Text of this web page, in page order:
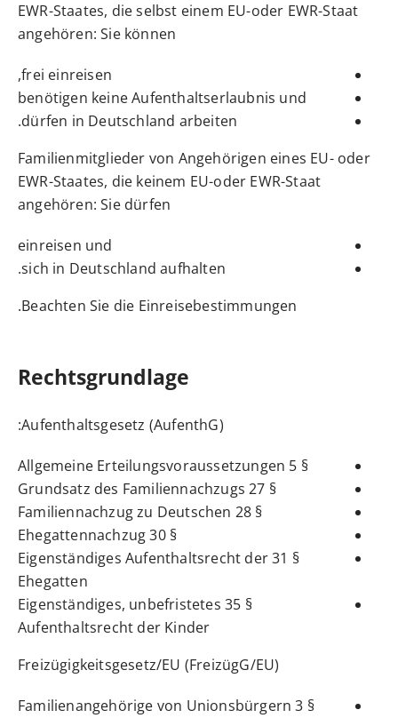
EWR-Staates, die selbst einem EU-oder EWR-Staat
angehören: Sie können
frei einreisen,
benötigen keine Aufenthaltserlaubnis und
dürfen in Deutschland arbeiten.
Familienmitglieder von Angehörigen eines EU- oder
EWR-Staates, die keinem EU-oder EWR-Staat
angehören: Sie dürfen
einreisen und
sich in Deutschland aufhalten.
Beachten Sie die Einreisebestimmungen.
Rechtsgrundlage
Aufenthaltsgesetz (AufenthG)
:
§ 5 Allgemeine Erteilungsvoraussetzungen
§ 27 Grundsatz des Familiennachzugs
§ 28 Familiennachzug zu Deutschen
§ 30 Ehegattennachzug
§ 31 Eigenständiges Aufenthaltsrecht der
Ehegatten
§ 35 Eigenständiges, unbefristetes
Aufenthaltsrecht der Kinder
Freizügigkeitsgesetz/EU (FreizügG/EU)
§ 3 Familienangehörige von Unionsbürgern